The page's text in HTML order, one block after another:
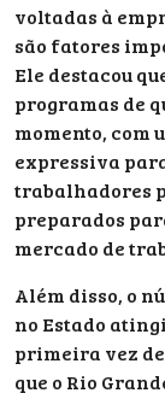
voltadas à
são fatores
Ele destacou
programas de
momento, com
expressiva
trabalhadores
preparados
mercado de
Além disso, o
no Estado
primeira vez
que o Rio